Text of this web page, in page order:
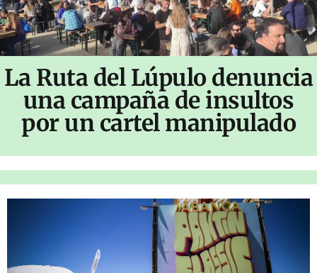
La Ruta del Lúpulo denuncia
una campaña de insultos
por un cartel manipulado